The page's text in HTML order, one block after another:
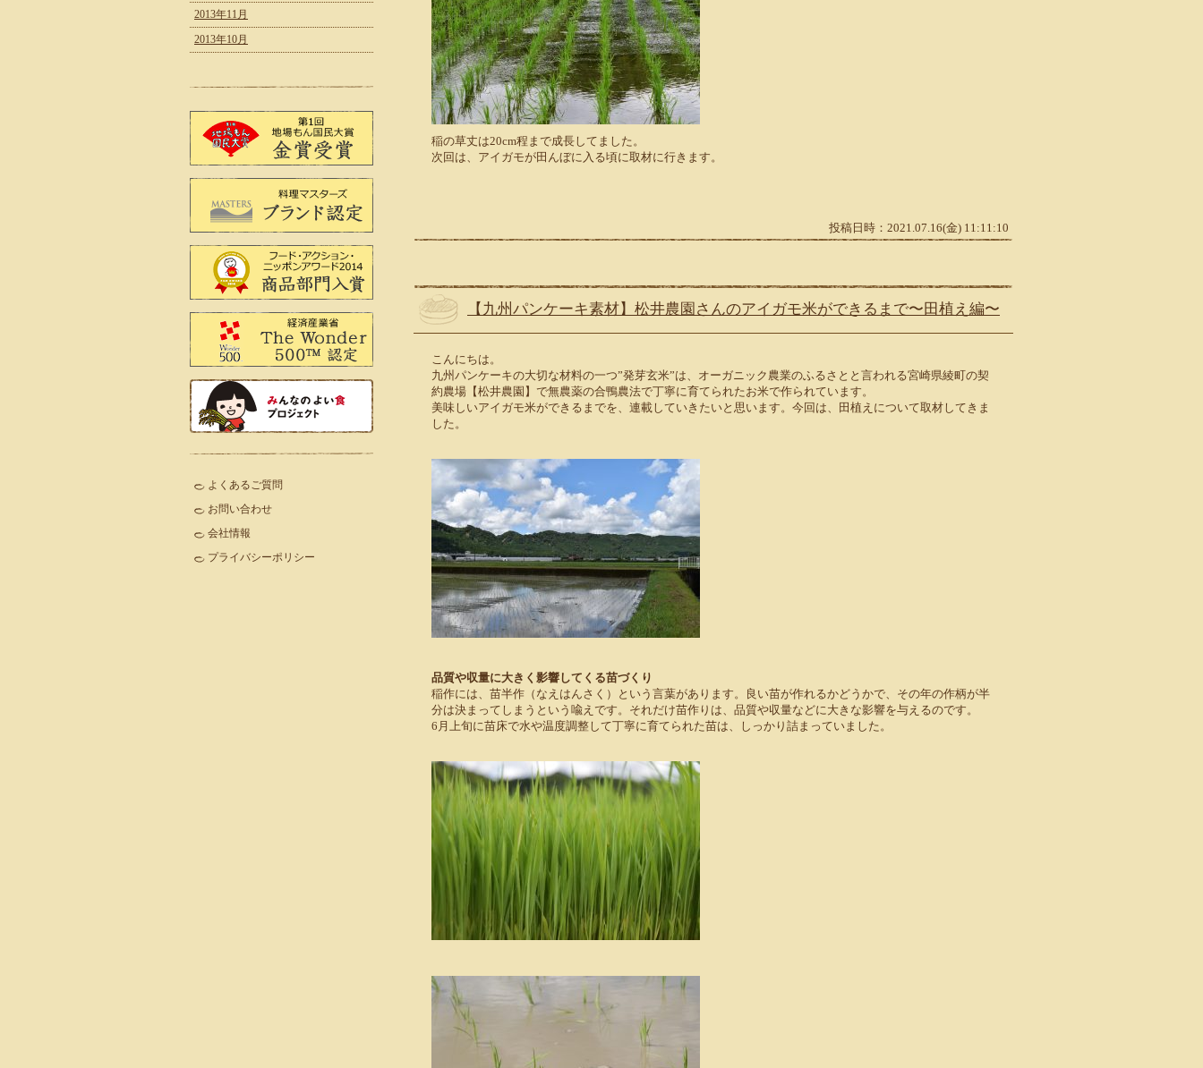
稲の草丈は20cm程まで成長してました。
次回は、アイガモが田んぼに入る頃に取材に行きます。
投稿日時：2021.07.16(金) 11:11:10
【九州パンケーキ素材】松井農園さんのアイガモ米ができるまで〜田植え編〜
こんにちは。
九州パンケーキの大切な材料の一つ”発芽玄米”は、オーガニック農業のふるさとと言われる宮崎県綾町の契
約農場【松井農園】で無農薬の合鴨農法で丁寧に育てられたお米で作られています。
美味しいアイガモ米ができるまでを、連載していきたいと思います。今回は、田植えについて取材してきま
した。
品質や収量に大きく影響してくる苗づくり
稲作には、苗半作（なえはんさく）という言葉があります。良い苗が作れるかどうかで、その年の作柄が半
分は決まってしまうという喩えです。それだけ苗作りは、品質や収量などに大きな影響を与えるのです。
6月上旬に苗床で水や温度調整して丁寧に育てられた苗は、しっかり詰まっていました。
2013年11月
2013年10月
よくあるご質問
お問い合わせ
会社情報
プライバシーポリシー